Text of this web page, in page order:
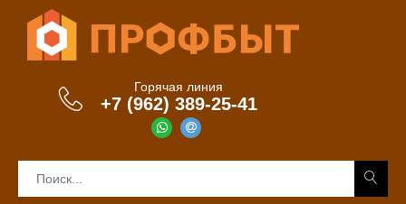
Горячая линия
+7 (962) 389-25-41